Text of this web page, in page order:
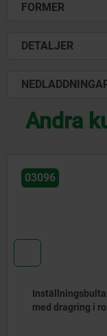
FORMER
DETALJER
Andra
NY